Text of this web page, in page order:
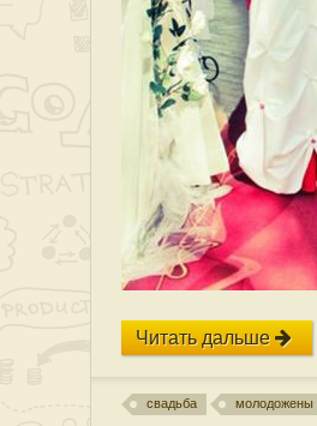
Читать дальше
свадьба молодожены